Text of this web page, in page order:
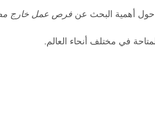
أهمية البحث عن فرص عمل خارج
في مختلف أنحاء العالم.